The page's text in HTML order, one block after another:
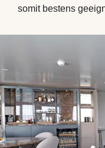
somit bestens